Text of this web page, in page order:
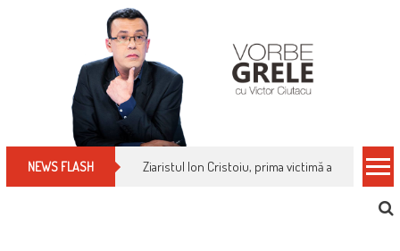
NEWS FLASH Ziaristul Ion Cristoiu, prima victimă a noi